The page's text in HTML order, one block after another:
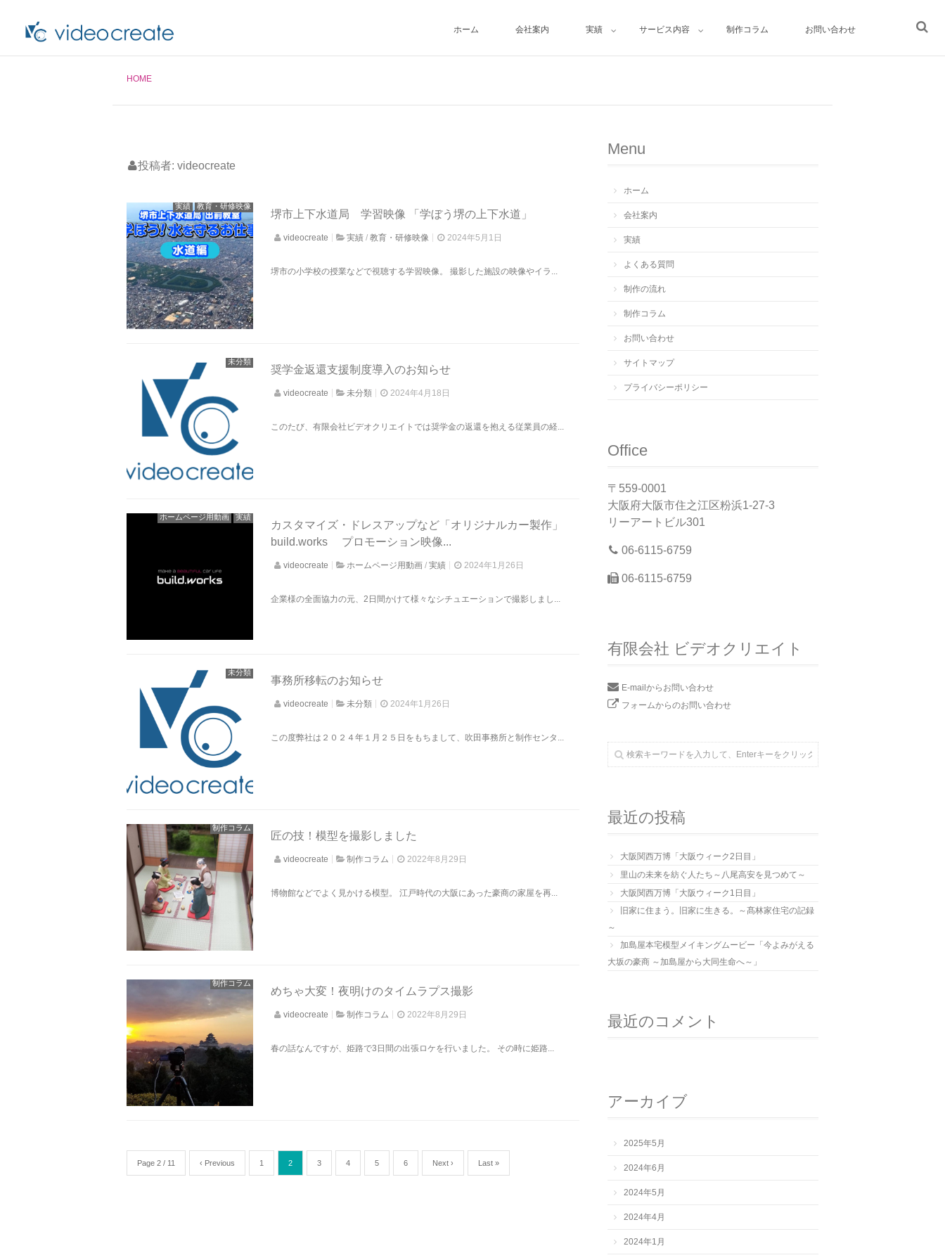
ホーム 会社案内 実績 サービス内容 制作コラム お問い合わせ
HOME
投稿者: videocreate
実績 教育・研修映像
堺市上下水道局 学習映像 「学ぼう堺の上下水道」
videocreate 実績 / 教育・研修映像 2024年5月1日
堺市の小学校の授業などで視聴する学習映像。 撮影した施設の映像やイラ...
未分類
奨学金返還支援制度導入のお知らせ
videocreate 未分類 2024年4月18日
このたび、有限会社ビデオクリエイトでは奨学金の返還を抱える従業員の経...
ホームページ用動画 実績
カスタマイズ・ドレスアップなど「オリジナルカー製作」
build.works プロモーション映像...
videocreate ホームページ用動画 / 実績 2024年1月26日
企業様の全面協力の元、2日間かけて様々なシチュエーションで撮影しまし...
未分類
事務所移転のお知らせ
videocreate 未分類 2024年1月26日
この度弊社は２０２４年１月２５日をもちまして、吹田事務所と制作センタ...
制作コラム
匠の技！模型を撮影しました
videocreate 制作コラム 2022年8月29日
博物館などでよく見かける模型。 江戸時代の大阪にあった豪商の家屋を再...
制作コラム
めちゃ大変！夜明けのタイムラプス撮影
videocreate 制作コラム 2022年8月29日
春の話なんですが、姫路で3日間の出張ロケを行いました。 その時に姫路...
Page 2 / 11 ‹ Previous 1 2 3 4 5 6 Next › Last »
Menu
ホーム
会社案内
実績
よくある質問
制作の流れ
制作コラム
お問い合わせ
サイトマップ
プライバシーポリシー
Office
〒559-0001
大阪府大阪市住之江区粉浜1-27-3
リーアートビル301
06-6115-6759
06-6115-6759
有限会社 ビデオクリエイト
E-mailからお問い合わせ
フォームからのお問い合わせ
最近の投稿
大阪関西万博「大阪ウィーク2日目」
里山の未来を紡ぐ人たち～八尾高安を見つめて～
大阪関西万博「大阪ウィーク1日目」
旧家に住まう。旧家に生きる。～髙林家住宅の記録
～
加島屋本宅模型メイキングムービー「今よみがえる
大坂の豪商 ～加島屋から大同生命へ～」
最近のコメント
アーカイブ
2025年5月
2024年6月
2024年5月
2024年4月
2024年1月